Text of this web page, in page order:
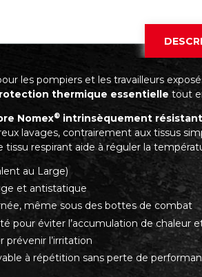
les pompiers et les travailleurs
thermique essentielletout
Nomex® intrinsèquement
lavages, contrairement aux tissus
tissu respirant aide à réguler la
au Large)
et antistatique
même sous des bottes de combat
pour éviter l’accumulation de chaleur
prévenir l’irritation
à répétition sans perte de